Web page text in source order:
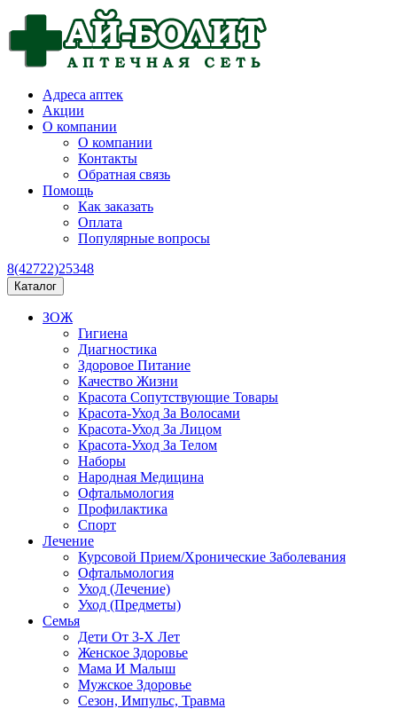
Адреса аптек
Акции
О компании
О компании
Контакты
Обратная связь
Помощь
Как заказать
Оплата
Популярные вопросы
8(42722)25348
Каталог
ЗОЖ
Гигиена
Диагностика
Здоровое Питание
Качество Жизни
Красота Сопутствующие Товары
Красота-Уход За Волосами
Красота-Уход За Лицом
Красота-Уход За Телом
Наборы
Народная Медицина
Офтальмология
Профилактика
Спорт
Лечение
Курсовой Прием/Хронические Заболевания
Офтальмология
Уход (Лечение)
Уход (Предметы)
Семья
Дети От 3-Х Лет
Женское Здоровье
Мама И Малыш
Мужское Здоровье
Сезон, Импульс, Травма